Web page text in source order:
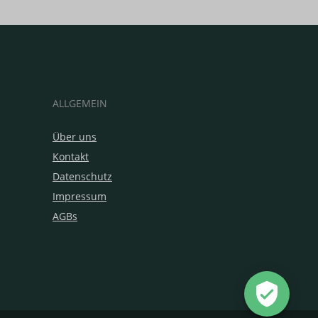
ALLGEMEIN
Über uns
Kontakt
Datenschutz
Impressum
AGBs